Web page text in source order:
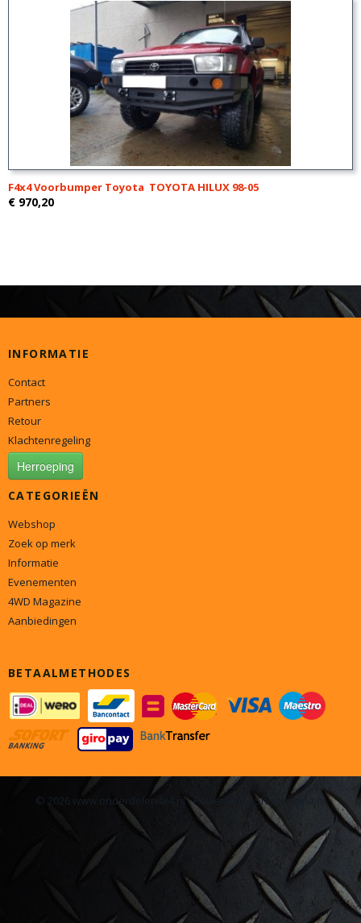
F4x4 Voorbumper Toyota TOYOTA HILUX 98-05
€ 970,20
INFORMATIE
Contact
Partners
Retour
Klachtenregeling
Herroeping
CATEGORIEËN
Webshop
Zoek op merk
Informatie
Evenementen
4WD Magazine
Aanbiedingen
BETAALMETHODES
© 2026 www.onderdelen4x4.nl - Powered by Shoppagina.nl